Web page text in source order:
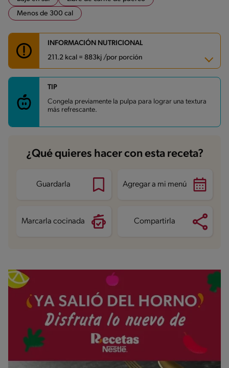
Menos de 300 cal
INFORMACIÓN NUTRICIONAL
211.2 kcal = 883kj /por porción
Carbohidratos
Energía 211.2 kcal
Grasas 2.6 g
Azúcares
43.8 g
TIP
Congela previamente la pulpa para lograr una textura
más refrescante.
¿Qué quieres hacer con esta receta?
Guardarla Agregar a mi menú
Marcarla cocinada Compartirla